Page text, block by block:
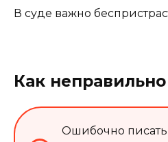
В суде важно
Как
Ошибочно писать